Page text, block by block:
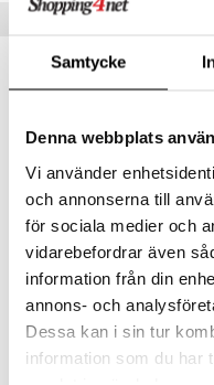
Samtycke
Denna webbplats
Vi använder
och annonserna till
för sociala medier och
vidarebefordrar även
information från din
annons- och
Dessa kan i sin tur
information som du har
World Cup Pullo 550 ml Sininen
26,90 €
uutuus